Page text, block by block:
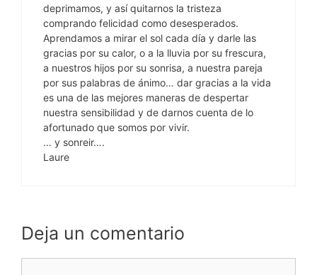
deprimamos, y así quitarnos la tristeza
comprando felicidad como desesperados.
Aprendamos a mirar el sol cada día y darle las
gracias por su calor, o a la lluvia por su frescura,
a nuestros hijos por su sonrisa, a nuestra pareja
por sus palabras de ánimo… dar gracias a la vida
es una de las mejores maneras de despertar
nuestra sensibilidad y de darnos cuenta de lo
afortunado que somos por vivir.
… y sonreir….
Laure
Deja un comentario